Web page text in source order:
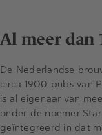
Al meer dan
De Nederlandse
circa 1900 pubs van
is al eigenaar van
onder de noemer
geïntegreerd in dat